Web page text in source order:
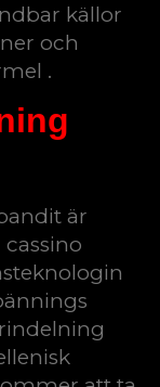
källor
och
.
är